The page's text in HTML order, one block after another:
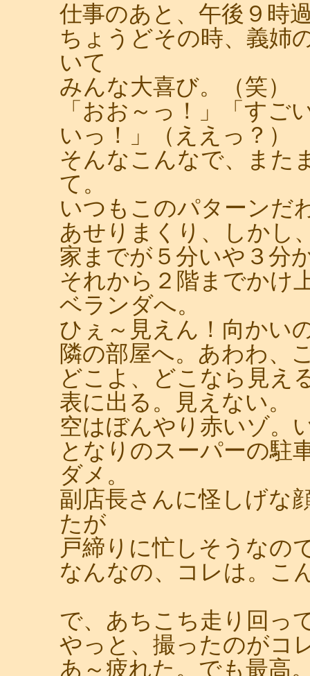
仕事のあと、午後９時
ちょうどその時、義姉
いて
みんな大喜び。（笑）
「おお～っ！」「すご
いっ！」（ええっ？）
そんなこんなで、また
て。
いつもこのパターンだ
あせりまくり、しかし
家までが５分いや３分
それから２階までかけ
ベランダへ。
ひぇ～見えん！向かい
隣の部屋へ。あわわ、
どこよ、どこなら見え
表に出る。見えない。
空はぼんやり赤いゾ。
となりのスーパーの駐
ダメ。
副店長さんに怪しげな
たが
戸締りに忙しそうなの
なんなの、コレは。こ
で、あちこち走り回っ
やっと、撮ったのがコ
あ～疲れた。でも最高